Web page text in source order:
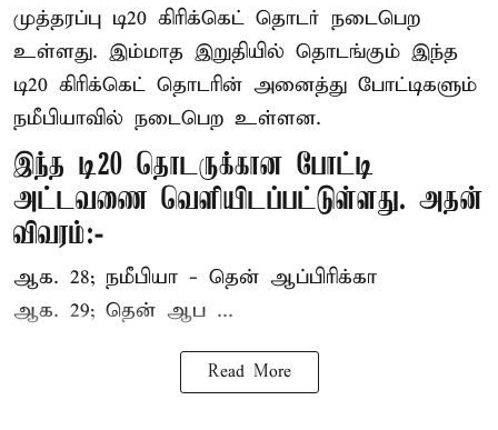
முத்தரப்பு டி20 கிரிக்கெட் தொடர் நடைபெற
உள்ளது. இம்மாத இறுதியில் தொடங்கும் இந்த
டி20 கிரிக்கெட் தொடரின் அனைத்து போட்டிகளும்
நமீபியாவில் நடைபெற உள்ளன.
இந்த டி20 தொடருக்கான போட்டி
அட்டவணை வெளியிடப்பட்டுள்ளது. அதன்
விவரம்:-
ஆக. 28; நமீபியா - தென் ஆப்பிரிக்கா
ஆக. 29; தென் ஆப ...
Read More